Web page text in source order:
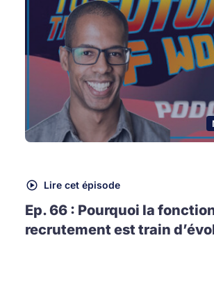
Lire cet épisode
Ep. 66 : Pourquoi la
recrutement est train